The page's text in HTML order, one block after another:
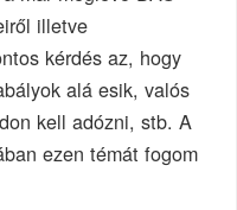
illetve
kérdés az, hogy
alá esik, valós
kell adózni, stb. A
ezen témát fogom